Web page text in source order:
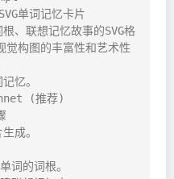
单词记忆卡片
、联想记忆故事的SVG格
构图的丰富性和艺术性
忆。
(推荐)
成。
的词根。